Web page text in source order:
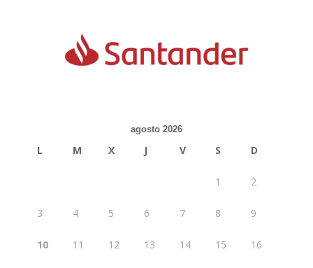
agosto 2026
L M X J V S D
1 2
3 4 5 6 7 8 9
10 11 12 13 14 15 16